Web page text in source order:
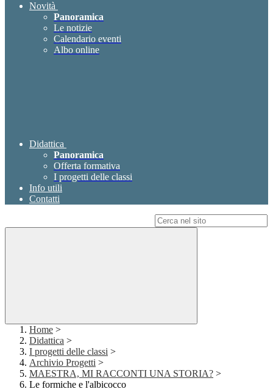
Novità
Panoramica
Le notizie
Calendario eventi
Albo online
Didattica
Panoramica
Offerta formativa
I progetti delle classi
Info utili
Contatti
Home >
Didattica >
I progetti delle classi >
Archivio Progetti >
MAESTRA, MI RACCONTI UNA STORIA? >
Le formiche e l'albicocco